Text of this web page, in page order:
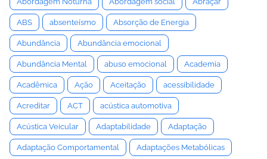
ABS absenteísmo Absorção de Energia
Abundância Abundância emocional
Abundância Mental abuso emocional Academia
Acadêmica Ação Aceitação acessibilidade
Acreditar ACT acústica automotiva
Acústica Veicular Adaptabilidade Adaptação
Adaptação Comportamental Adaptações Metabólicas